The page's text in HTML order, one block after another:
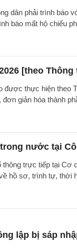
dân phải trình
báo mất hộ chiếu
[theo Thông
được thực hiện
giản hóa thành
nước tại
trực tiếp tại
hồ sơ, trình tự, thời
lập bị sáp